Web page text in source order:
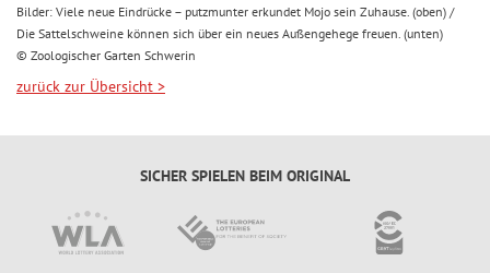
i
p
Bilder: Viele neue Eindrücke – putzmunter erkundet Mojo sein Zuhause. (oben) /
Die Sattelschweine können sich über ein neues Außengehege freuen. (unten)
© Zoologischer Garten Schwerin
zurück zur Übersicht >
SICHER SPIELEN BEIM ORIGINAL